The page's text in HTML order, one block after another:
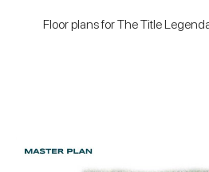
Floor plans for The Title